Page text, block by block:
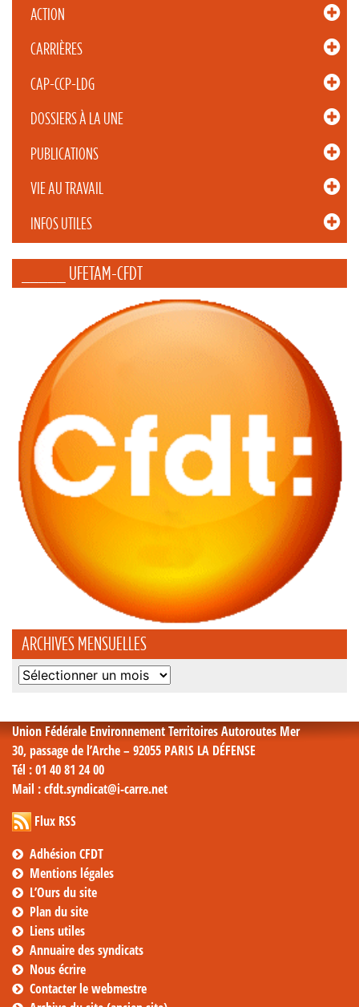
ACTION
CARRIÈRES
CAP-CCP-LDG
DOSSIERS À LA UNE
PUBLICATIONS
VIE AU TRAVAIL
INFOS UTILES
_____ UFETAM-CFDT
ARCHIVES MENSUELLES
Archives
Union Fédérale Environnement Territoires Autoroutes Mer
30, passage de l’Arche – 92055 PARIS LA DÉFENSE
Tél : 01 40 81 24 00
Mail : cfdt.syndicat@i-carre.net
Flux RSS
Adhésion CFDT
Mentions légales
L’Ours du site
Plan du site
Liens utiles
Annuaire des syndicats
Nous écrire
Contacter le webmestre